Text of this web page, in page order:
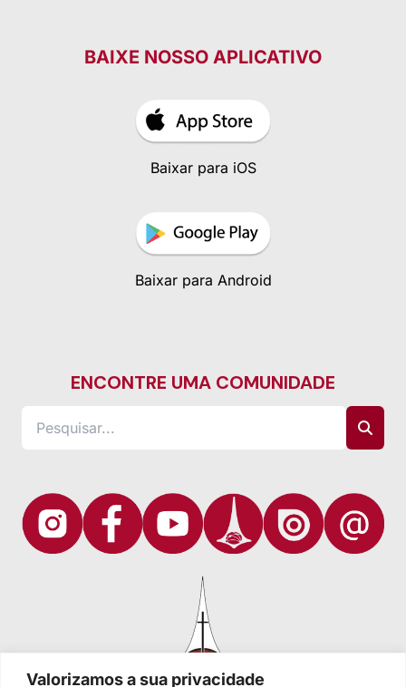
Valorizamos a sua privacidade
BAIXE NOSSO APLICATIVO
Baixar para iOS
Baixar para Android
ENCONTRE UMA COMUNIDADE